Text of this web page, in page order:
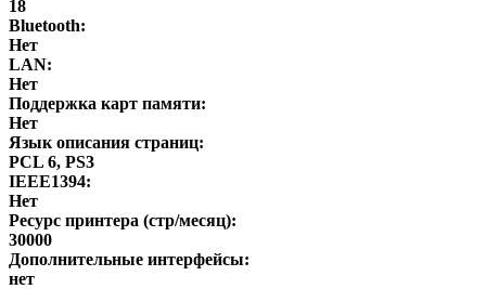
18
Bluetooth:
Нет
LAN:
Нет
Поддержка карт памяти:
Нет
Язык описания страниц:
PCL 6, PS3
IEEE1394:
Нет
Ресурс принтера (стр/месяц):
30000
Дополнительные интерфейсы:
нет